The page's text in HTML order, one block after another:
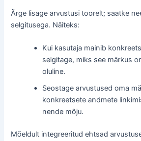
Ärge lisage arvustusi toorelt; saatke
selgitusega. Näiteks:
Kui kasutaja mainib
selgitage, miks see märkus
oluline.
Seostage arvustused oma
konkreetsete andmete
nende mõju.
Mõeldult integreeritud ehtsad